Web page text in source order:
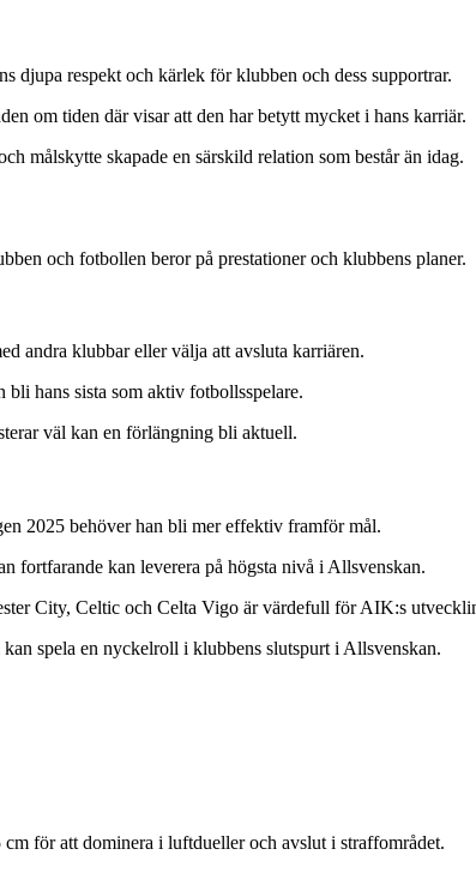
respekt och kärlek för klubben och dess supportrar.
om tiden där visar att den har betytt mycket i hans karriär.
målskytte skapade en särskild relation som består än idag.
och fotbollen beror på prestationer och klubbens planer.
andra klubbar eller välja att avsluta karriären.
hans sista som aktiv fotbollsspelare.
väl kan en förlängning bli aktuell.
2025 behöver han bli mer effektiv framför mål.
fortfarande kan leverera på högsta nivå i Allsvenskan.
City, Celtic och Celta Vigo är värdefull för AIK:s
spela en nyckelroll i klubbens slutspurt i Allsvenskan.
för att dominera i luftdueller och avslut i straffområdet.